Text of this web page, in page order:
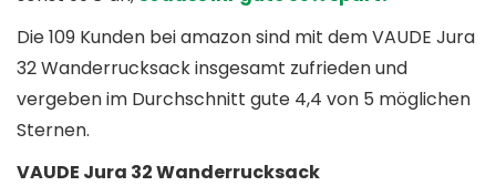
Die 109 Kunden bei amazon sind mit dem VAUDE Jura
32 Wanderrucksack insgesamt zufrieden und
vergeben im Durchschnitt gute 4,4 von 5 möglichen
Sternen.
VAUDE Jura 32 Wanderrucksack